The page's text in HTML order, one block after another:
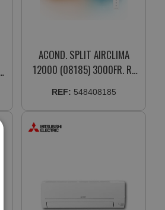
ACOND. SPLIT AIRCLIMA
12000 (08185) 3000FR. R-
MOTOR DC
REF: 548408185